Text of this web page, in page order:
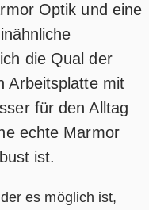
Optik und eine
die Qual der
Arbeitsplatte mit
für den Alltag
echte Marmor
ist.
es möglich ist,